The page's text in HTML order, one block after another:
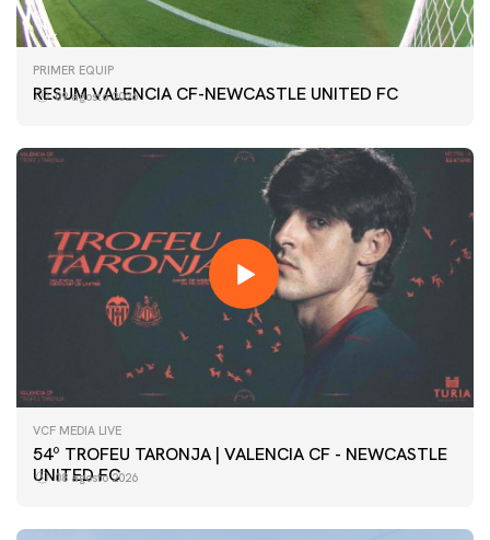
PRIMER EQUIP
RESUM VALENCIA CF-NEWCASTLE UNITED FC
09 agosto 2026
VCF MEDIA LIVE
54º TROFEU TARONJA | VALENCIA CF - NEWCASTLE
UNITED FC
08 agosto 2026